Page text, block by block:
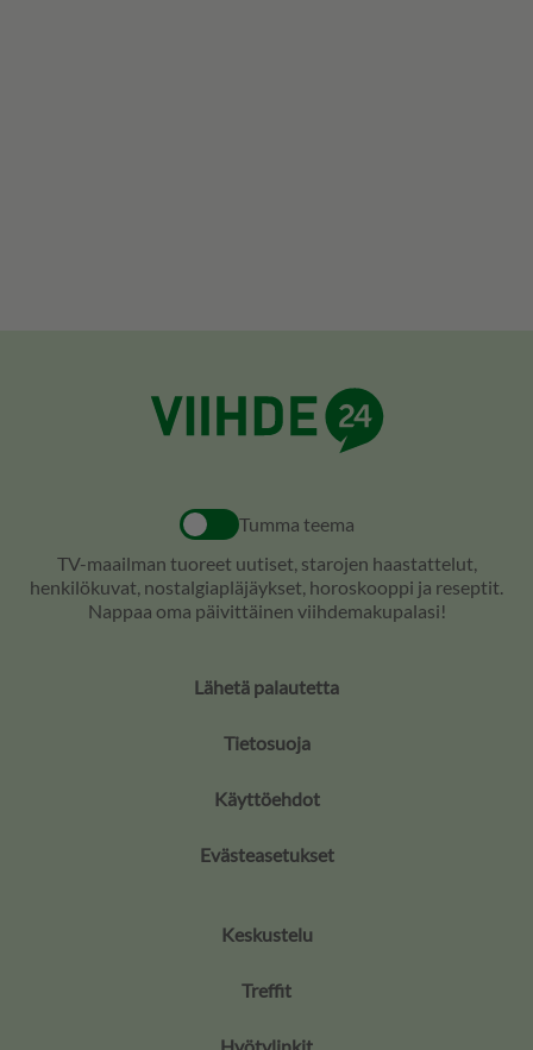
Tumma teema
TV-maailman tuoreet uutiset, starojen haastattelut,
henkilökuvat, nostalgiapläjäykset, horoskooppi ja reseptit.
Nappaa oma päivittäinen viihdemakupalasi!
Lähetä palautetta
Tietosuoja
Käyttöehdot
Evästeasetukset
Keskustelu
Treffit